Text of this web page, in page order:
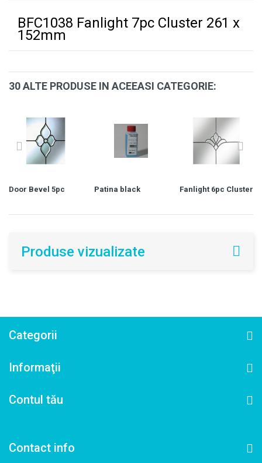
BFC1038 Fanlight 7pc Cluster 261 x
152mm
30 ALTE PRODUSE IN ACEEASI CATEGORIE:
Door Bevel 5pc Patina black Fanlight 6pc Cluster
Produse vizualizate
Categorii
Informaţii
Contul tău
Contact info